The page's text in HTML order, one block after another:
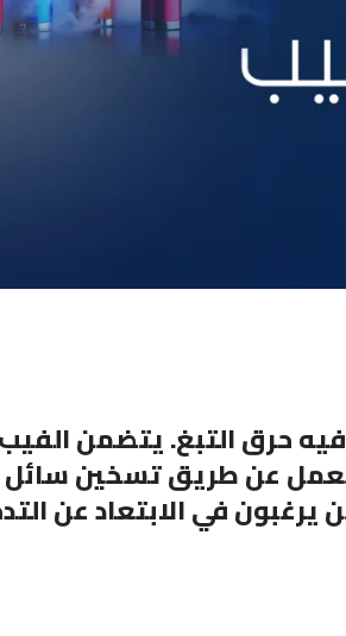
فيه حرق التبغ. يتضمن
تعمل عن طريق تسخين سائل
يرغبون في الابتعاد عن